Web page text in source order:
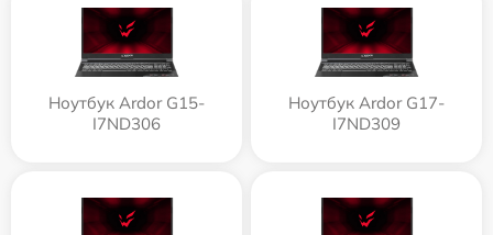
Ноутбук Ardor G15-
I7ND306
Ноутбук Ardor G17-
I7ND309